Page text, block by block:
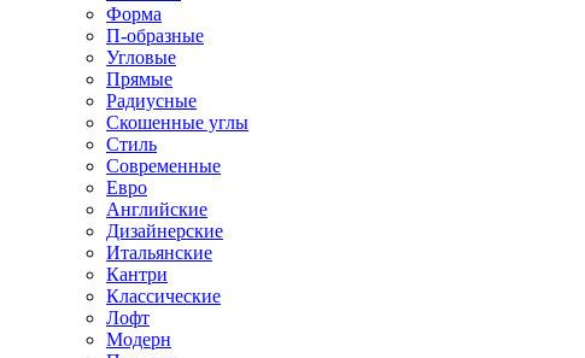
Форма
П-образные
Угловые
Прямые
Радиусные
Скошенные углы
Стиль
Современные
Евро
Английские
Дизайнерские
Итальянские
Кантри
Классические
Лофт
Модерн